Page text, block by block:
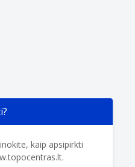
kaip apsipirkti